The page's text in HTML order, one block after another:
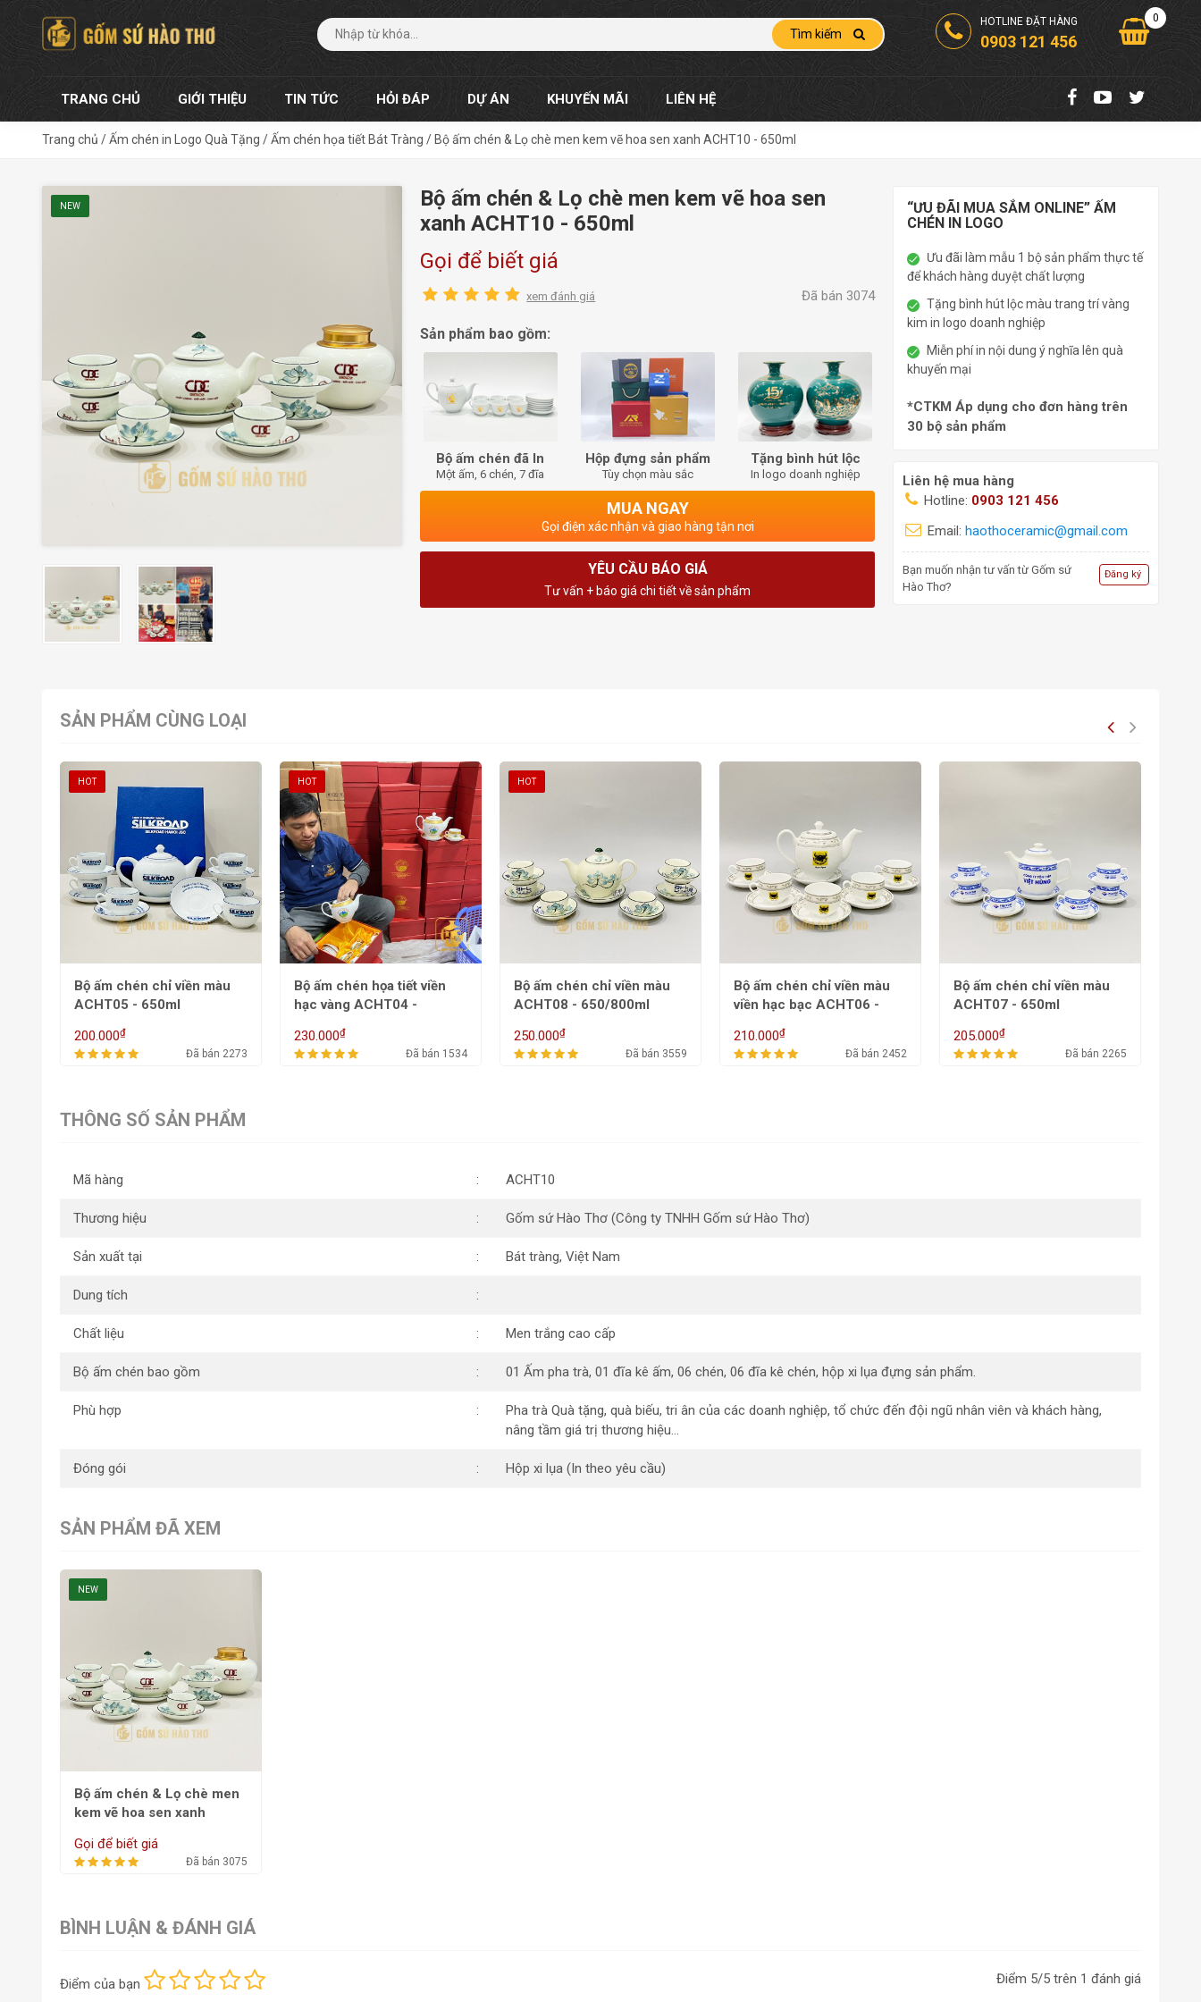
Tìm kiếm
HOTLINE ĐẶT HÀNG
0903 121 456
0
TRANG CHỦ GIỚI THIỆU TIN TỨC HỎI ĐÁP DỰ ÁN KHUYẾN MÃI LIÊN HỆ
Trang chủ /Ấm chén in Logo Quà Tặng /Ấm chén họa tiết Bát Tràng / Bộ ấm chén & Lọ chè men kem vẽ hoa sen xanh ACHT10 - 650ml
NEW
Bộ ấm chén & Lọ chè men kem vẽ hoa sen
xanh ACHT10 - 650ml
Gọi để biết giá
xem đánh giá Đã bán 3074
Sản phẩm bao gồm:
Bộ ấm chén đã In
Một ấm, 6 chén, 7 đĩa
Hộp đựng sản phẩm
Tùy chọn màu sắc
Tặng bình hút lộc
In logo doanh nghiệp
MUA NGAY
Gọi điện xác nhận và giao hàng tận nơi
YÊU CẦU BÁO GIÁ
Tư vấn + báo giá chi tiết về sản phẩm
“ƯU ĐÃI MUA SẮM ONLINE” ẤM
CHÉN IN LOGO
Ưu đãi làm mẫu 1 bộ sản phẩm thực tế
để khách hàng duyệt chất lượng
Tặng bình hút lộc màu trang trí vàng
kim in logo doanh nghiệp
Miễn phí in nội dung ý nghĩa lên quà
khuyến mại
*CTKM Áp dụng cho đơn hàng trên
30 bộ sản phẩm
Liên hệ mua hàng
Hotline: 0903 121 456
Email:haothoceramic@gmail.com
Bạn muốn nhận tư vấn từ Gốm sứ
Hào Thơ?
Đăng ký
SẢN PHẨM CÙNG LOẠI
HOT
Bộ ấm chén chỉ viền màu
ACHT05 - 650ml
200.000₫
Đã bán 2273
HOT
Bộ ấm chén họa tiết viền
hạc vàng ACHT04 -
230.000₫
Đã bán 1534
HOT
Bộ ấm chén chỉ viền màu
ACHT08 - 650/800ml
250.000₫
Đã bán 3559
Bộ ấm chén chỉ viền màu
viền hạc bạc ACHT06 -
210.000₫
Đã bán 2452
Bộ ấm chén chỉ viền màu
ACHT07 - 650ml
205.000₫
Đã bán 2265
THÔNG SỐ SẢN PHẨM
Mã hàng ACHT10
Thương hiệu Gốm sứ Hào Thơ (Công ty TNHH Gốm sứ Hào Thơ)
Sản xuất tại Bát tràng, Việt Nam
Dung tích
Chất liệu Men trắng cao cấp
Bộ ấm chén bao gồm 01 Ấm pha trà, 01 đĩa kê ấm, 06 chén, 06 đĩa kê chén, hộp xi lụa đựng sản phẩm.
Phù hợp
Pha trà Quà tặng, quà biếu, tri ân của các doanh nghiệp, tổ chức đến đội ngũ nhân viên và khách hàng,
nâng tầm giá trị thương hiệu…
Đóng gói Hộp xi lụa (In theo yêu cầu)
SẢN PHẨM ĐÃ XEM
NEW
Bộ ấm chén & Lọ chè men
kem vẽ hoa sen xanh
Gọi để biết giá
Đã bán 3075
BÌNH LUẬN & ĐÁNH GIÁ
Điểm của bạn Điểm 5/5 trên 1 đánh giá